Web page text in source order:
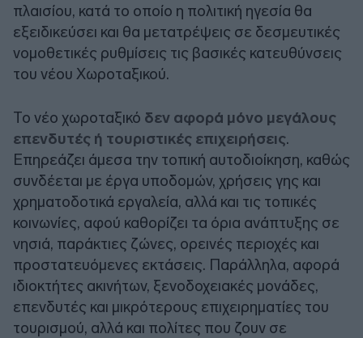
πλαισίου, κατά το οποίο η πολιτική ηγεσία θα
εξειδικεύσει και θα μετατρέψεις σε δεσμευτικές
νομοθετικές ρυθμίσεις τις βασικές κατευθύνσεις
του νέου Χωροταξικού.
Το νέο χωροταξικό δεν αφορά μόνο μεγάλους
επενδυτές ή τουριστικές επιχειρήσεις.
Επηρεάζει άμεσα την τοπική αυτοδιοίκηση, καθώς
συνδέεται με έργα υποδομών, χρήσεις γης και
χρηματοδοτικά εργαλεία, αλλά και τις τοπικές
κοινωνίες, αφού καθορίζει τα όρια ανάπτυξης σε
νησιά, παράκτιες ζώνες, ορεινές περιοχές και
προστατευόμενες εκτάσεις. Παράλληλα, αφορά
ιδιοκτήτες ακινήτων, ξενοδοχειακές μονάδες,
επενδυτές και μικρότερους επιχειρηματίες του
τουρισμού, αλλά και πολίτες που ζουν σε